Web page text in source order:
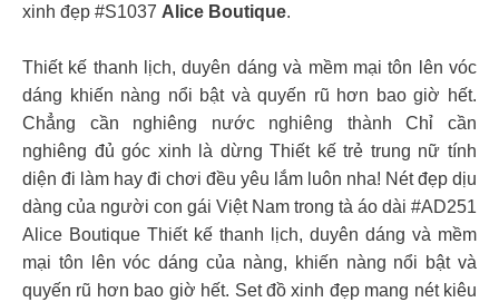
xinh đẹp #S1037 Alice Boutique.
Thiết kế thanh lịch, duyên dáng và mềm mại tôn lên vóc
dáng khiến nàng nổi bật và quyến rũ hơn bao giờ hết.
Chẳng cần nghiêng nước nghiêng thành Chỉ cần
nghiêng đủ góc xinh là dừng Thiết kế trẻ trung nữ tính
diện đi làm hay đi chơi đều yêu lắm luôn nha! Nét đẹp dịu
dàng của người con gái Việt Nam trong tà áo dài #AD251
Alice Boutique Thiết kế thanh lịch, duyên dáng và mềm
mại tôn lên vóc dáng của nàng, khiến nàng nổi bật và
quyến rũ hơn bao giờ hết. Set đồ xinh đẹp mang nét kiêu